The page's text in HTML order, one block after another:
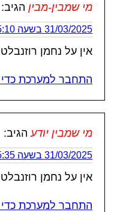
מי שמבין-מבין הגיב:
31/03/2025 בשעה 01:15:10
אין על נחמן רוזנבלט
התחבר למערכת
מי שמבין יודע הגיב:
31/03/2025 בשעה 01:15:35
אין על נחמן רוזנבלט
התחבר למערכת